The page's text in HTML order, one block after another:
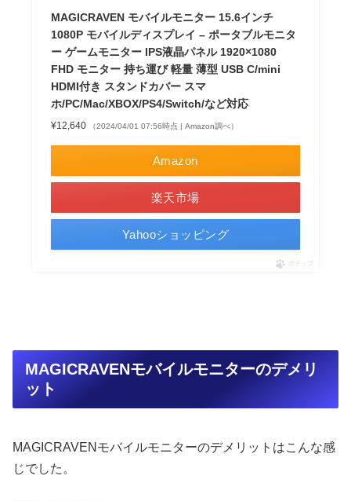
MAGICRAVEN モバイルモニター 15.6インチ
1080P モバイルディスプレイ – ポータブルモニタ
ー ゲームモニター IPS液晶パネル 1920×1080
FHD モニター 持ち運び 軽量 薄型 USB C/mini
HDMI付き スタンドカバー スマ
ホ/PC/Mac/XBOX/PS4/Switch/など対応
¥12,640 （2024/04/01 07:56時点 | Amazon調べ）
Amazon
楽天市場
Yahooショッピング
ポチップ
MAGICRAVENモバイルモニターのデメリ
ット
MAGICRAVENモバイルモニターのデメリットはこんな感
じでした。